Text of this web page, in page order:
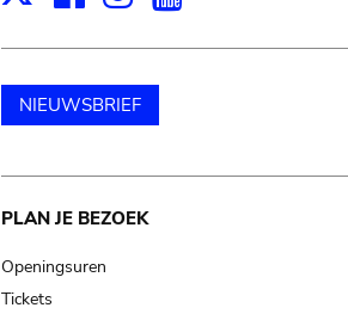
NIEUWSBRIEF
Main
navigation
PLAN JE BEZOEK
Openingsuren
Tickets